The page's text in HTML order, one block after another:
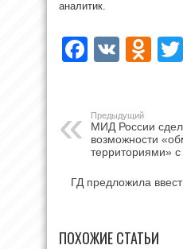
аналитик.
VK
Предыдущий
МИД России
возможности
территориями»
ГД предложила
ПОХОЖИЕ СТАТЬИ